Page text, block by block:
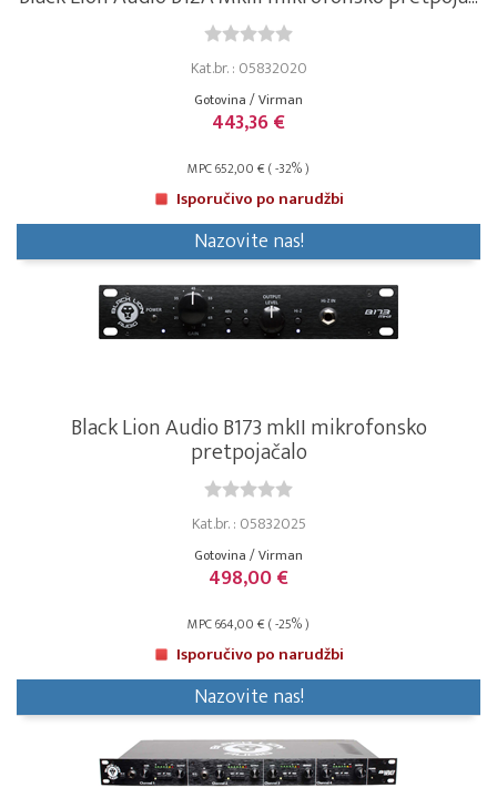
Kat.br. : 05832020
Gotovina / Virman
443,36 €
MPC 652,00 € ( -32% )
Isporučivo po narudžbi
Nazovite nas!
Black Lion Audio B173 mkII mikrofonsko
pretpojačalo
Kat.br. : 05832025
Gotovina / Virman
498,00 €
MPC 664,00 € ( -25% )
Isporučivo po narudžbi
Nazovite nas!